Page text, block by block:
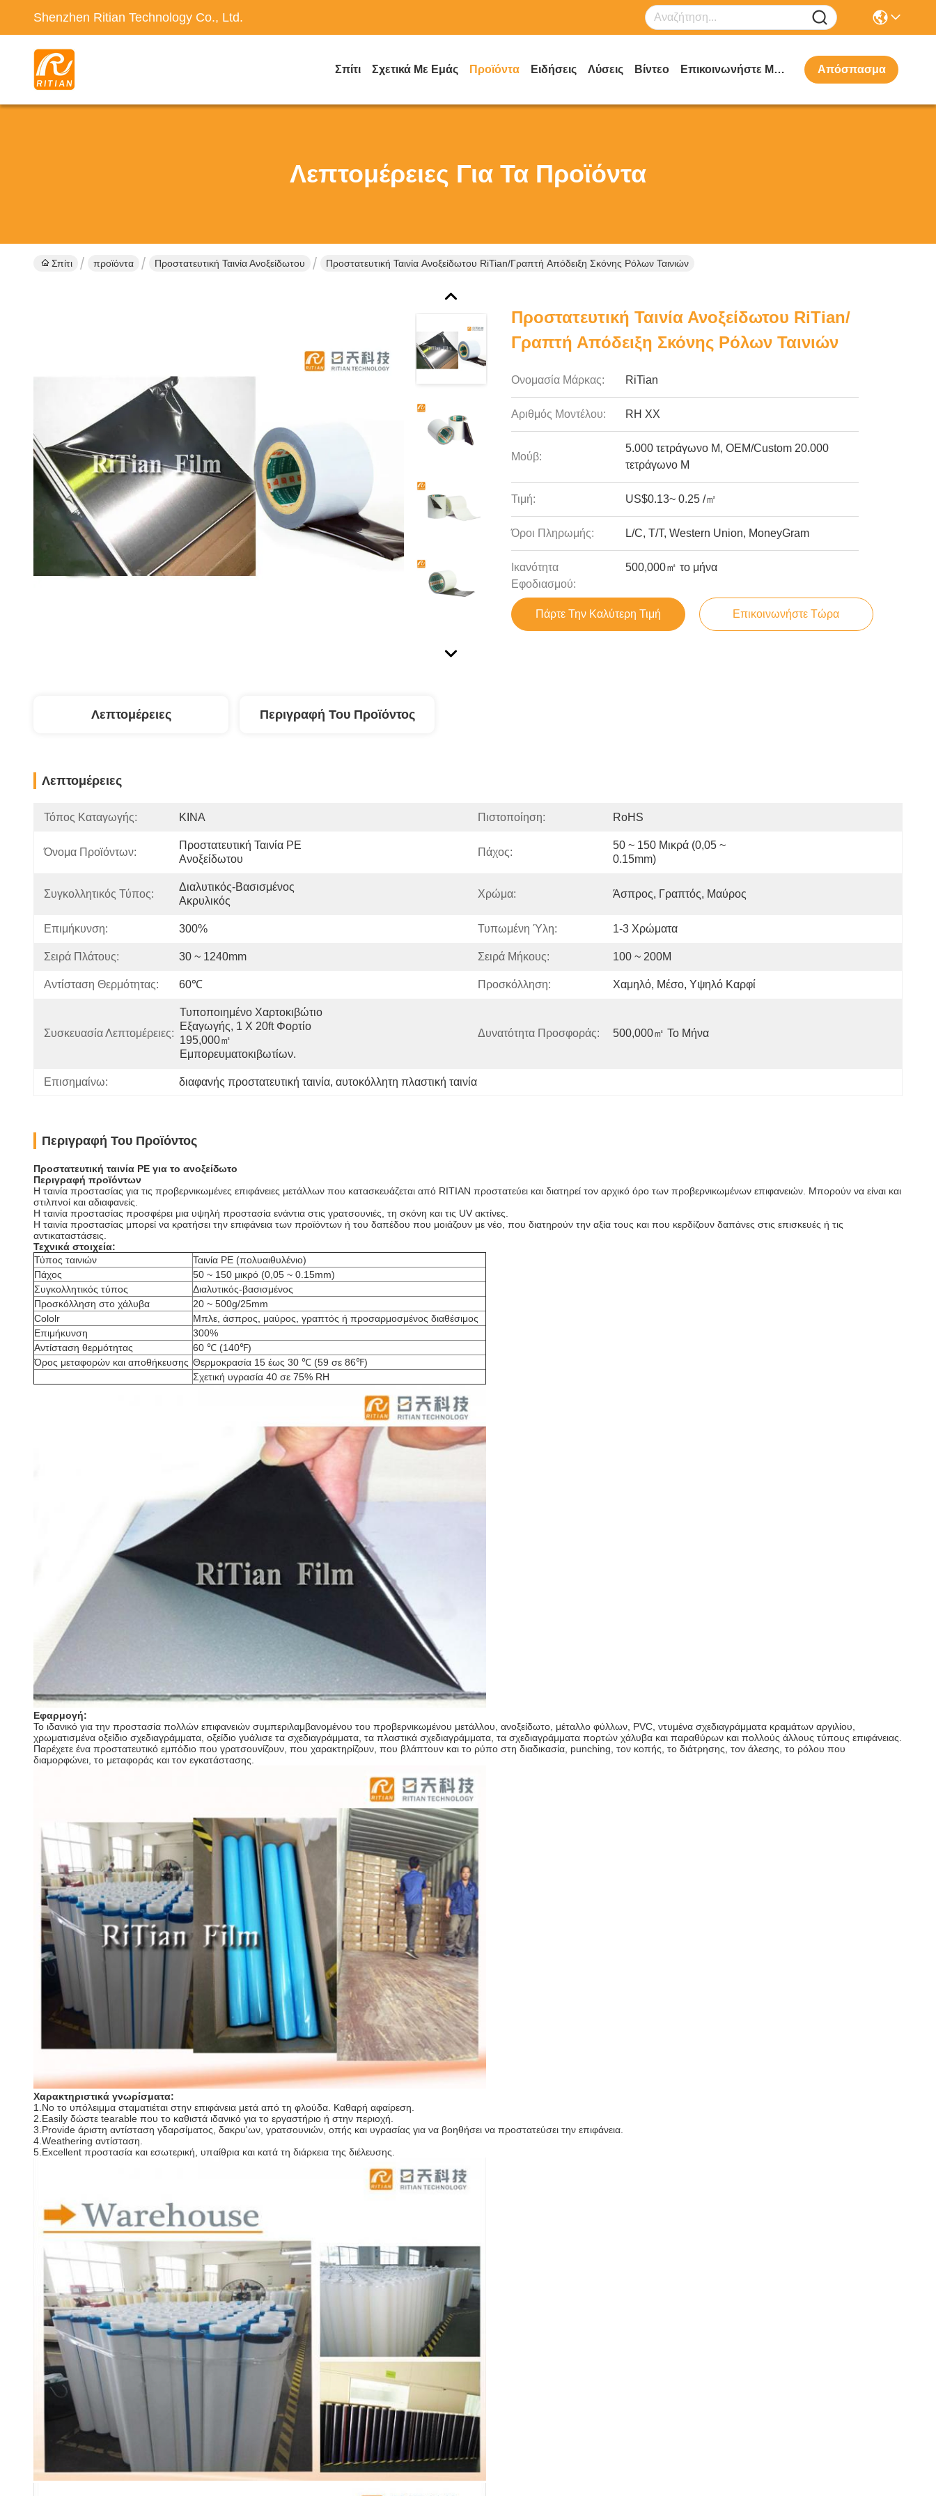
Shenzhen Ritian Technology Co., Ltd.
Σπίτι Σχετικά Με Εμάς Προϊόντα Ειδήσεις Λύσεις Βίντεο Επικοινωνήστε Μαζί Μας Απόσπασμα
Λεπτομέρειες Για Τα Προϊόντα
Σπίτι προϊόντα Προστατευτική Ταινία Ανοξείδωτου Προστατευτική Ταινία Ανοξείδωτου RiTian/γραπτή Απόδειξη Σκόνης Ρόλων Ταινιών
Προστατευτική Ταινία Ανοξείδωτου RiTian/
Γραπτή Απόδειξη Σκόνης Ρόλων Ταινιών
Ονομασία Μάρκας: RiTian
Αριθμός Μοντέλου: RH ΧΧ
Μούβ:
5.000 τετράγωνο Μ, OEM/Custom 20.000
τετράγωνο Μ
Τιμή: US$0.13~ 0.25 /㎡
Όροι Πληρωμής: L/C, T/T, Western Union, MoneyGram
Ικανότητα
Εφοδιασμού:
500,000㎡ το μήνα
Πάρτε Την Καλύτερη Τιμή Επικοινωνήστε Τώρα
Λεπτομέρειες Περιγραφή Του Προϊόντος
Λεπτομέρειες
Τόπος Καταγωγής: ΚΙΝΑ Πιστοποίηση: RoHS
Όνομα Προϊόντων:
Προστατευτική Ταινία PE
Ανοξείδωτου
Πάχος:
50 ~ 150 Μικρά (0,05 ~
0.15mm)
Συγκολλητικός Τύπος:
Διαλυτικός-Βασισμένος
Ακρυλικός
Χρώμα: Άσπρος, Γραπτός, Μαύρος
Επιμήκυνση: 300% Τυπωμένη Ύλη: 1-3 Χρώματα
Σειρά Πλάτους: 30 ~ 1240mm Σειρά Μήκους: 100 ~ 200M
Αντίσταση Θερμότητας: 60℃ Προσκόλληση: Χαμηλό, Μέσο, Υψηλό Καρφί
Συσκευασία Λεπτομέρειες:
Τυποποιημένο Χαρτοκιβώτιο
Εξαγωγής, 1 X 20ft Φορτίο
195,000㎡
Εμπορευματοκιβωτίων.
Δυνατότητα Προσφοράς: 500,000㎡ Το Μήνα
Επισημαίνω: διαφανής προστατευτική ταινία, αυτοκόλλητη πλαστική ταινία
Περιγραφή Του Προϊόντος
Προστατευτική ταινία PE για το ανοξείδωτο
Περιγραφή προϊόντων
Η ταινία προστασίας για τις προβερνικωμένες επιφάνειες μετάλλων που κατασκευάζεται από RITIAN προστατεύει και διατηρεί τον αρχικό όρο των προβερνικωμένων επιφανειών. Μπορούν να είναι και
στιλπνοί και αδιαφανείς.
Η ταινία προστασίας προσφέρει μια υψηλή προστασία ενάντια στις γρατσουνιές, τη σκόνη και τις UV ακτίνες.
Η ταινία προστασίας μπορεί να κρατήσει την επιφάνεια των προϊόντων ή του δαπέδου που μοιάζουν με νέο, που διατηρούν την αξία τους και που κερδίζουν δαπάνες στις επισκευές ή τις
αντικαταστάσεις.
Τεχνικά στοιχεία:
Τύπος ταινιών
Ταινία PE (πολυαιθυλένιο)
Πάχος
50 ~ 150 μικρό (0,05 ~ 0.15mm)
Συγκολλητικός τύπος
Διαλυτικός-βασισμένος
Προσκόλληση στο χάλυβα
20 ~ 500g/25mm
Cololr
Μπλε, άσπρος, μαύρος, γραπτός ή προσαρμοσμένος διαθέσιμος
Επιμήκυνση
300%
Αντίσταση θερμότητας
60 ℃ (140℉)
Όρος μεταφορών και αποθήκευσης Θερμοκρασία 15 έως 30 ℃ (59 σε 86℉)
Σχετική υγρασία 40 σε 75% RH
Εφαρμογή:
Το ιδανικό για την προστασία πολλών επιφανειών συμπεριλαμβανομένου του προβερνικωμένου μετάλλου, ανοξείδωτο, μέταλλο φύλλων, PVC, ντυμένα σχεδιαγράμματα κραμάτων αργιλίου,
χρωματισμένα οξείδιο σχεδιαγράμματα, οξείδιο γυάλισε τα σχεδιαγράμματα, τα πλαστικά σχεδιαγράμματα, τα σχεδιαγράμματα πορτών χάλυβα και παραθύρων και πολλούς άλλους τύπους επιφάνειας.
Παρέχετε ένα προστατευτικό εμπόδιο που γρατσουνίζουν, που χαρακτηρίζουν, που βλάπτουν και το ρύπο στη διαδικασία, punching, τον κοπής, το διάτρησης, τον άλεσης, το ρόλου που
διαμορφώνει, το μεταφοράς και τον εγκατάστασης.
Χαρακτηριστικά γνωρίσματα:
1.No το υπόλειμμα σταματιέται στην επιφάνεια μετά από τη φλούδα. Καθαρή αφαίρεση.
2.Easily δώστε tearable που το καθιστά ιδανικό για το εργαστήριο ή στην περιοχή.
3.Provide άριστη αντίσταση γδαρσίματος, δακρυ'ων, γρατσουνιών, οπής και υγρασίας για να βοηθήσει να προστατεύσει την επιφάνεια.
4.Weathering αντίσταση.
5.Excellent προστασία και εσωτερική, υπαίθρια και κατά τη διάρκεια της διέλευσης.